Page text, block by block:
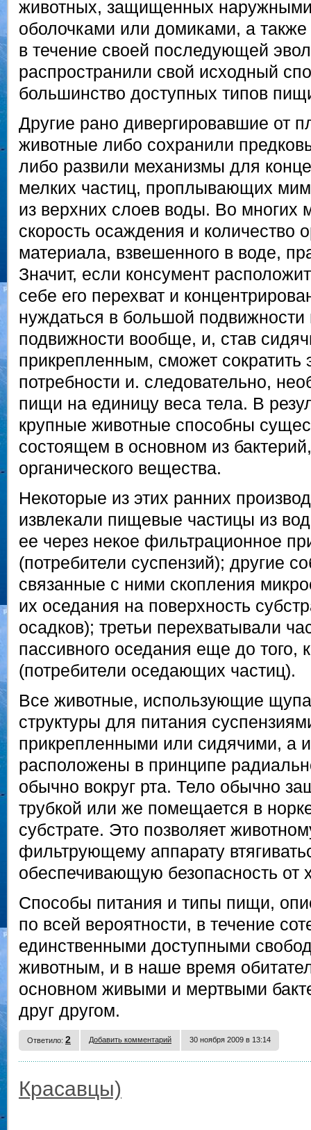
животных, защищенных
оболочками или домиками, а
в течение своей последующей
распространили свой исходный
большинство доступных типов
Другие рано дивергировавшие от
животные либо сохранили
либо развили механизмы для
мелких частиц, проплывающих
из верхних слоев воды. Во многих
скорость осаждения и количество
материала, взвешенного в воде,
Значит, если консумент
себе его перехват и
нуждаться в большой
подвижности вообще, и, став
прикрепленным, сможет сократить
потребности и. следовательно,
пищи на единицу веса тела. В
крупные животные способны
состоящем в основном из
органического вещества.
Некоторые из этих ранних
извлекали пищевые частицы из
ее через некое фильтрационное
(потребители суспензий); другие
связанные с ними скопления
их оседания на поверхность
осадков); третьи перехватывали
пассивного оседания еще до того,
(потребители оседающих частиц).
Все животные, использующие
структуры для питания
прикрепленными или сидячими, а
расположены в принципе
обычно вокруг рта. Тело обычно
трубкой или же помещается в
субстрате. Это позволяет
фильтрующему аппарату
обеспечивающую безопасность от
Способы питания и типы пищи,
по всей вероятности, в течение
единственными доступными
животным, и в наше время
основном живыми и мертвыми
друг другом.
Ответило: 2 Добавить комментарий 30 ноября 2009 в 13:14
Красавцы)